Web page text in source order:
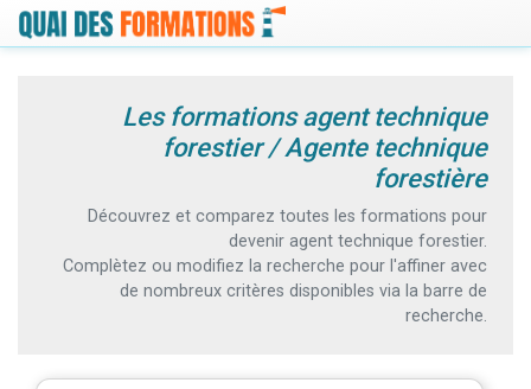
Les formations agent technique
forestier / Agente technique
forestière
Découvrez et comparez toutes les formations pour
devenir agent technique forestier.
Complètez ou modifiez la recherche pour l'affiner avec
de nombreux critères disponibles via la barre de
recherche.